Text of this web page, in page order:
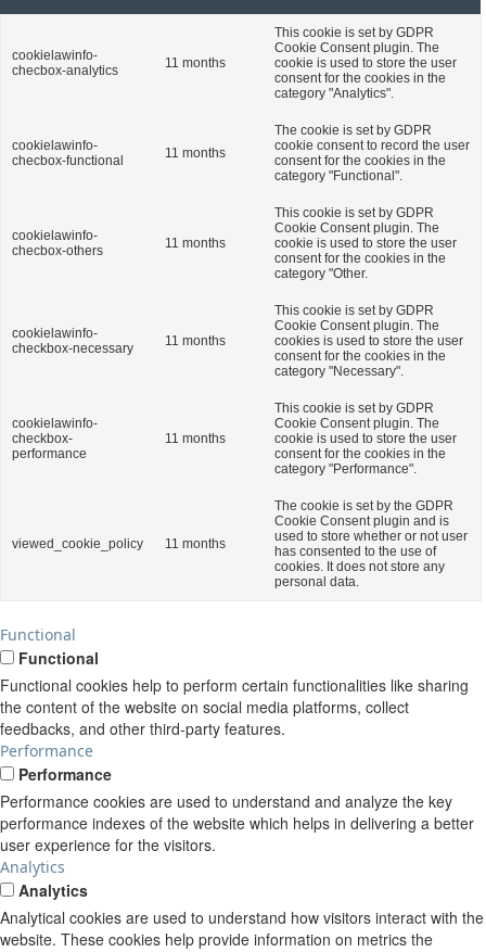
cookielawinfo-
checbox-analytics
11 months
This cookie is set by GDPR
Cookie Consent plugin. The
cookie is used to store the user
consent for the cookies in the
category "Analytics".
cookielawinfo-
checbox-functional
11 months
The cookie is set by GDPR
cookie consent to record the user
consent for the cookies in the
category "Functional".
cookielawinfo-
checbox-others
11 months
This cookie is set by GDPR
Cookie Consent plugin. The
cookie is used to store the user
consent for the cookies in the
category "Other.
cookielawinfo-
checkbox-necessary
11 months
This cookie is set by GDPR
Cookie Consent plugin. The
cookies is used to store the user
consent for the cookies in the
category "Necessary".
cookielawinfo-
checkbox-
performance
11 months
This cookie is set by GDPR
Cookie Consent plugin. The
cookie is used to store the user
consent for the cookies in the
category "Performance".
viewed_cookie_policy 11 months
The cookie is set by the GDPR
Cookie Consent plugin and is
used to store whether or not user
has consented to the use of
cookies. It does not store any
personal data.
Functional
Functional
Functional cookies help to perform certain functionalities like sharing
the content of the website on social media platforms, collect
feedbacks, and other third-party features.
Performance
Performance
Performance cookies are used to understand and analyze the key
performance indexes of the website which helps in delivering a better
user experience for the visitors.
Analytics
Analytics
Analytical cookies are used to understand how visitors interact with the
website. These cookies help provide information on metrics the